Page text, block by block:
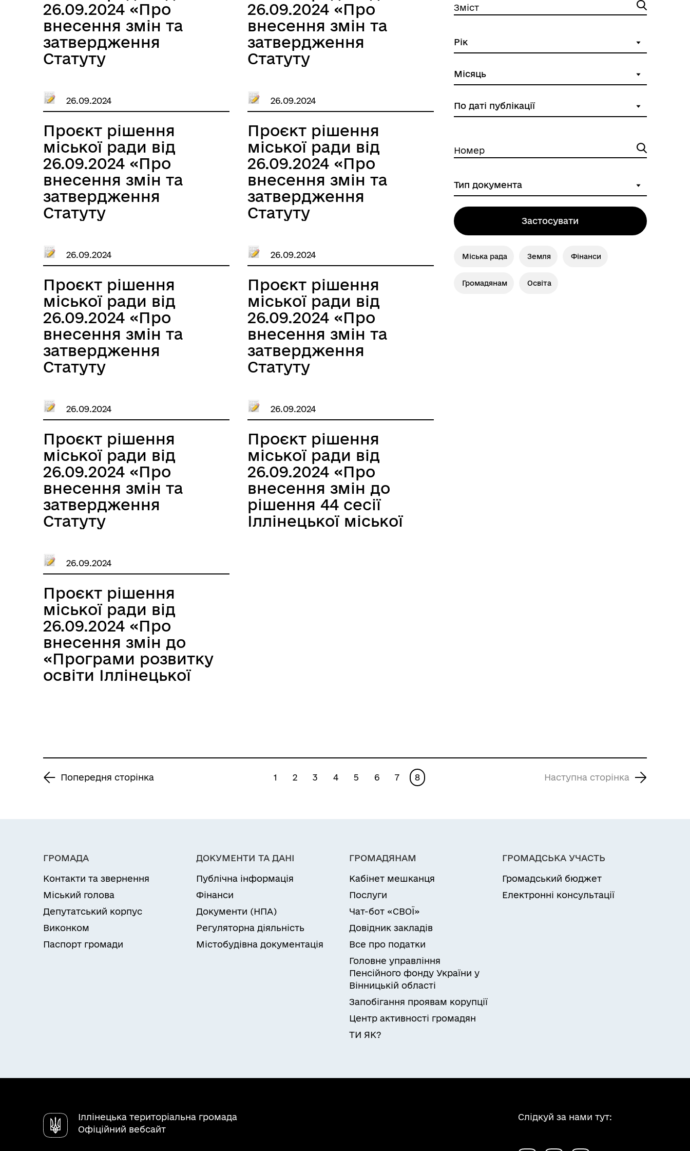
26.09.2024 «Про
внесення змін та
затвердження
Статуту
Іллінецької міської
ради Вінницької
області в новій
редакції»
26.09.2024 «Про
внесення змін та
затвердження
Статуту
ліцею Іллінецької
міської ради
Вінницької області в
новій редакції»
26.09.2024
Проєкт рішення
міської ради від
26.09.2024 «Про
внесення змін та
затвердження
Статуту
ліцею Іллінецької
міської ради
Вінницької області в
новій редакції»
26.09.2024
Проєкт рішення
міської ради від
26.09.2024 «Про
внесення змін та
затвердження
Статуту
Іллінецької міської
ради Вінницької
області в новій
редакції»
26.09.2024
Проєкт рішення
міської ради від
26.09.2024 «Про
внесення змін та
затвердження
Статуту
№3 Іллінецької
міської ради
Вінницької області в
новій редакції»
26.09.2024
Проєкт рішення
міської ради від
26.09.2024 «Про
внесення змін та
затвердження
Статуту
№2 Іллінецької
міської ради
Вінницької області в
новій редакції»
26.09.2024
Проєкт рішення
міської ради від
26.09.2024 «Про
внесення змін та
затвердження
Статуту
№1 Іллінецької
міської ради
Вінницької області в
новій редакції»
26.09.2024
Проєкт рішення
міської ради від
26.09.2024 «Про
внесення змін до
рішення 44 сесії
Іллінецької міської
26.09.2024
Проєкт рішення
міської ради від
26.09.2024 «Про
внесення змін до
«Програми розвитку
освіти Іллінецької
затвердженої
рішення 15 сесії
від 14.07.2021 року №
Зміст
Номер
Застосувати
Міська рада Земля Фінанси
Громадянам Освіта
Попередня сторінка 1 2 3 4 5 6 7 8 Наступна сторінка
ГРОМАДА
Контакти та звернення
Міський голова
Депутатський корпус
Виконком
Паспорт громади
ДОКУМЕНТИ ТА ДАНІ
Публічна інформація
Фінанси
Документи (НПА)
Регуляторна діяльність
Містобудівна документація
ГРОМАДЯНАМ
Кабінет мешканця
Послуги
Чат-бот «СВОЇ»
Довідник закладів
Все про податки
Головне управління
Пенсійного фонду України у
Вінницькій області
Запобігання проявам корупції
Центр активності громадян
ТИ ЯК?
ГРОМАДСЬКА УЧАСТЬ
Громадський бюджет
Електронні консультації
Іллінецька територіальна громада
Офіційний вебсайт
Слідкуй за нами тут: